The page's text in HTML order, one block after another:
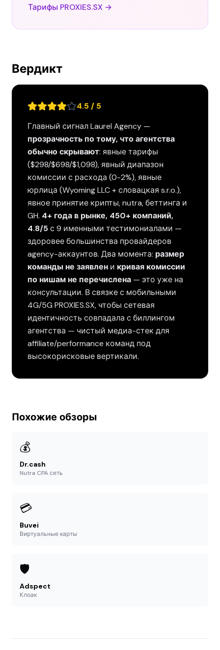
Тарифы PROXIES.SX →
Вердикт
4.5 / 5
Главный сигнал Laurel Agency —
прозрачность по тому, что агентства
обычно скрывают: явные тарифы
($298/$698/$1,098), явный диапазон
комиссии с расхода (0-2%), явные
юрлица (Wyoming LLC + словацкая s.r.o.),
явное принятие крипты, nutra, беттинга и
GH. 4+ года в рынке, 450+ компаний,
4.8/5с 9 именными тестимониалами —
здоровее большинства провайдеров
agency-аккаунтов. Два момента: размер
команды не заявлен и кривая комиссии
по нишам не перечислена — это уже на
консультации. В связке с мобильными
4G/5G PROXIES.SX, чтобы сетевая
идентичность совпадала с биллингом
агентства — чистый медиа-стек для
affiliate/performance команд под
высокорисковые вертикали.
Похожие обзоры
💰
Dr.cash
Nutra CPA сеть
💳
Buvei
Виртуальные карты
🛡️
Adspect
Клоак